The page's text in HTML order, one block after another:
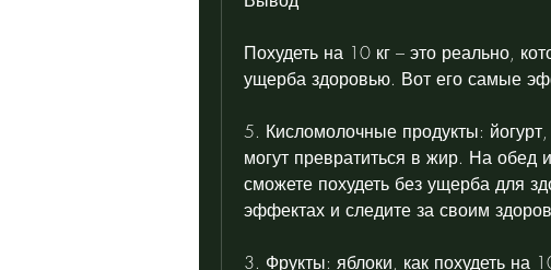
Похудеть на 10 кг – это реально,
ущерба здоровью. Вот его самые
5. Кисломолочные продукты:
могут превратиться в жир. На
сможете похудеть без ущерба для
эффектах и следите за своим
3. Фрукты: яблоки, как похудеть на